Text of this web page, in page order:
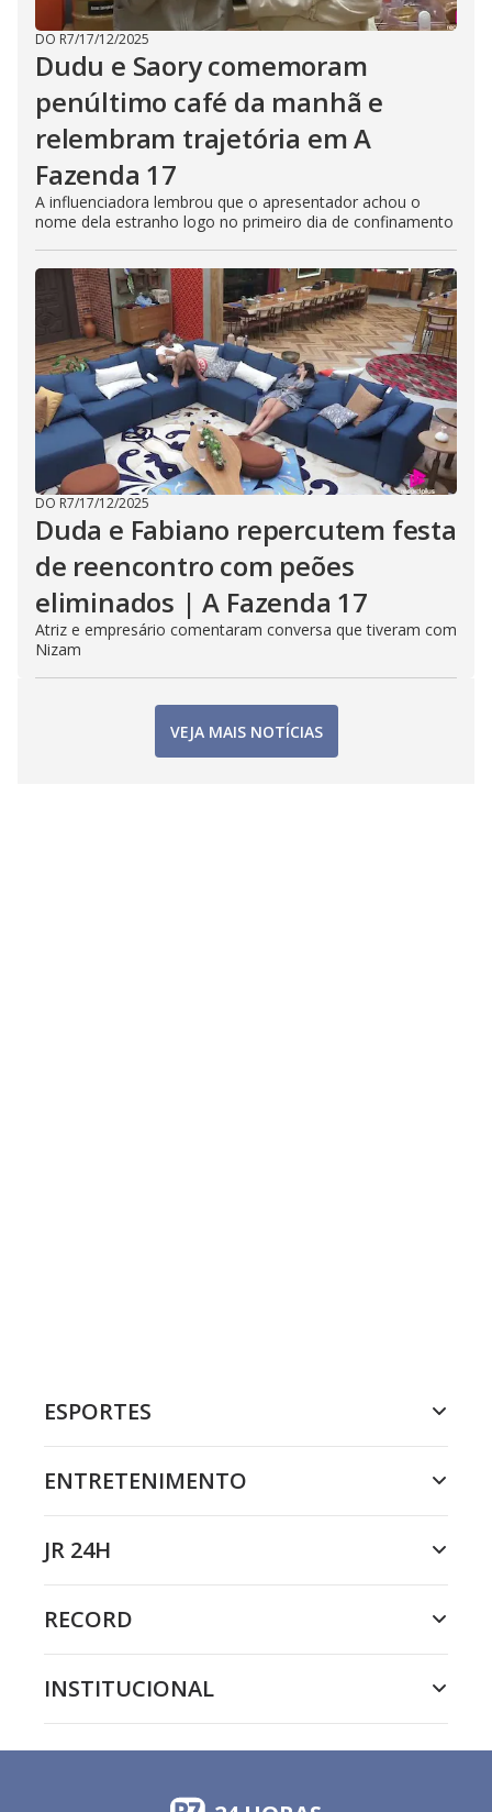
DO R7/17/12/2025
Dudu e Saory comemoram
penúltimo café da manhã e
relembram trajetória em A
Fazenda 17
A influenciadora lembrou que o apresentador achou o
nome dela estranho logo no primeiro dia de confinamento
DO R7/17/12/2025
Duda e Fabiano repercutem festa
de reencontro com peões
eliminados | A Fazenda 17
Atriz e empresário comentaram conversa que tiveram com
Nizam
VEJA MAIS NOTÍCIAS
ESPORTES
ENTRETENIMENTO
JR 24H
RECORD
INSTITUCIONAL